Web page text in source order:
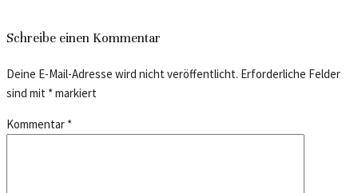
Schreibe einen Kommentar
Deine E-Mail-Adresse wird nicht veröffentlicht. Erforderliche Felder
sind mit *markiert
Kommentar *